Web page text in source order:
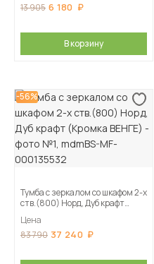
13 905 6 180
В корзину
-56%
Тумба с зеркалом со шкафом 2-х
ств.(800) Норд, Дуб крафт
Цена
83 790 37 240